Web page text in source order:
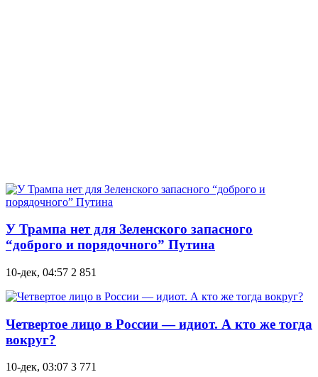
У Трампа нет для Зеленского запасного
“доброго и порядочного” Путина
10-дек, 04:57 2 851
Четвертое лицо в России — идиот. А кто же тогда
вокруг?
10-дек, 03:07 3 771